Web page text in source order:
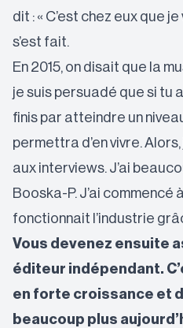
dit : « C’est chez eux que
s’est fait.
En 2015, on disait que la
je suis persuadé que si tu
finis par atteindre un
permettra d’en vivre.
aux interviews. J’ai
Booska-P. J’ai
fonctionnait l’industrie
Vous devenez ensuite
éditeur indépendant.
en forte croissance et
beaucoup plus